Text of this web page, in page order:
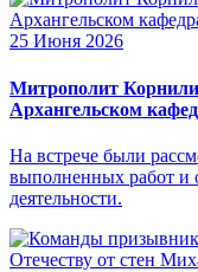
25 Июня 2026
Митрополит
Архангельском
На встрече были
выполненных работ и
деятельности.